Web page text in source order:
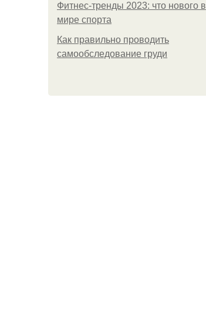
Фитнес-тренды 2023: что нового в
мире спорта
Как правильно проводить
самообследование груди